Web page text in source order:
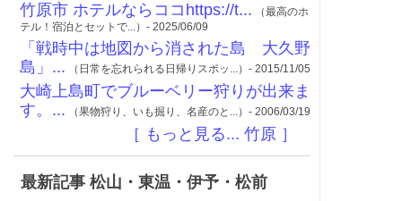
竹原市 ホテルならココhttps://t... （最高のホ
テル！宿泊とセットで...）- 2025/06/09
「戦時中は地図から消された島 大久野
島」... （日常を忘れられる日帰りスポッ...）- 2015/11/05
大崎上島町でブルーベリー狩りが出来ま
す。... （果物狩り、いも掘り、名産のと...）- 2006/03/19
［ もっと見る... 竹原 ］
最新記事 松山・東温・伊予・松前